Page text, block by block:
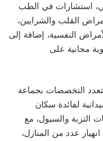
استشارات في الطب
القلب والشرايين،
النفسية، إضافة إلى
مجانية على
التخصصات بجماعة
لفائدة سكان
التربة والسيول، مع
عدد من المنازل،